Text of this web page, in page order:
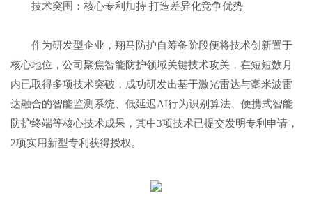
技术突围：核心专利加持 打造差异化竞争优势
作为研发型企业，翔马防护自筹备阶段便将技术创新置于
核心地位，公司聚焦智能防护领域关键技术攻关，在短短数月
内已取得多项技术突破，成功研发出基于激光雷达与毫米波雷
达融合的智能监测系统、低延迟AI行为识别算法、便携式智能
防护终端等核心技术成果，其中3项技术已提交发明专利申请，
2项实用新型专利获得授权。